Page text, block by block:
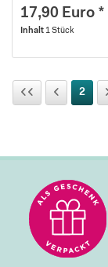
17,90 Euro *
Inhalt 1 Stück
2